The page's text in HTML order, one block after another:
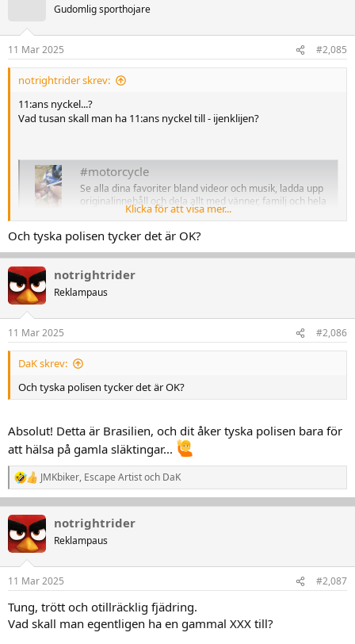
Gudomlig sporthojare
11 Mar 2025 #2,085
notrightrider skrev:
11:ans nyckel...?
Vad tusan skall man ha 11:ans nyckel till - ijenklijen?
#motorcycle
Se alla dina favoriter bland videor och musik, ladda upp
originalinnehåll och dela allt med vänner, familj och hela
världen på YouTube.
youtube.com
Klicka för att visa mer...
Och tyska polisen tycker det är OK?
notrightrider
Reklampaus
11 Mar 2025 #2,086
DaK skrev:
Och tyska polisen tycker det är OK?
Absolut! Detta är Brasilien, och dit åker tyska polisen bara för
att hälsa på gamla släktingar...
R
e
a
k
t
i
n
e
:
JMKbiker, Escape Artistoch DaK
notrightrider
Reklampaus
11 Mar 2025 #2,087
Tung, trött och otillräcklig fjädring.
Vad skall man egentligen ha en gammal XXX till?